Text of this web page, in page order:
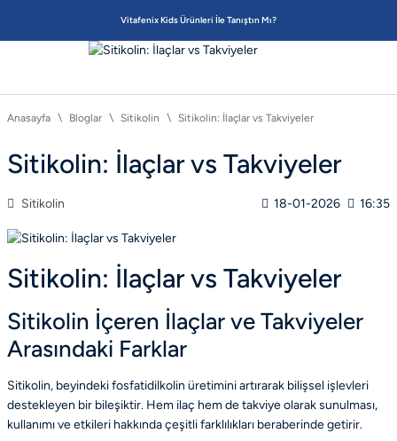
Vitafenix Kids Ürünleri İle Tanıştın Mı?
Anasayfa Bloglar Sitikolin Sitikolin: İlaçlar vs Takviyeler
Sitikolin: İlaçlar vs Takviyeler
Sitikolin 18-01-2026 16:35
Sitikolin: İlaçlar vs Takviyeler
Sitikolin İçeren İlaçlar ve Takviyeler
Arasındaki Farklar
Sitikolin, beyindeki fosfatidilkolin üretimini artırarak bilişsel işlevleri
destekleyen bir bileşiktir. Hem ilaç hem de takviye olarak sunulması,
kullanımı ve etkileri hakkında çeşitli farklılıkları beraberinde getirir.